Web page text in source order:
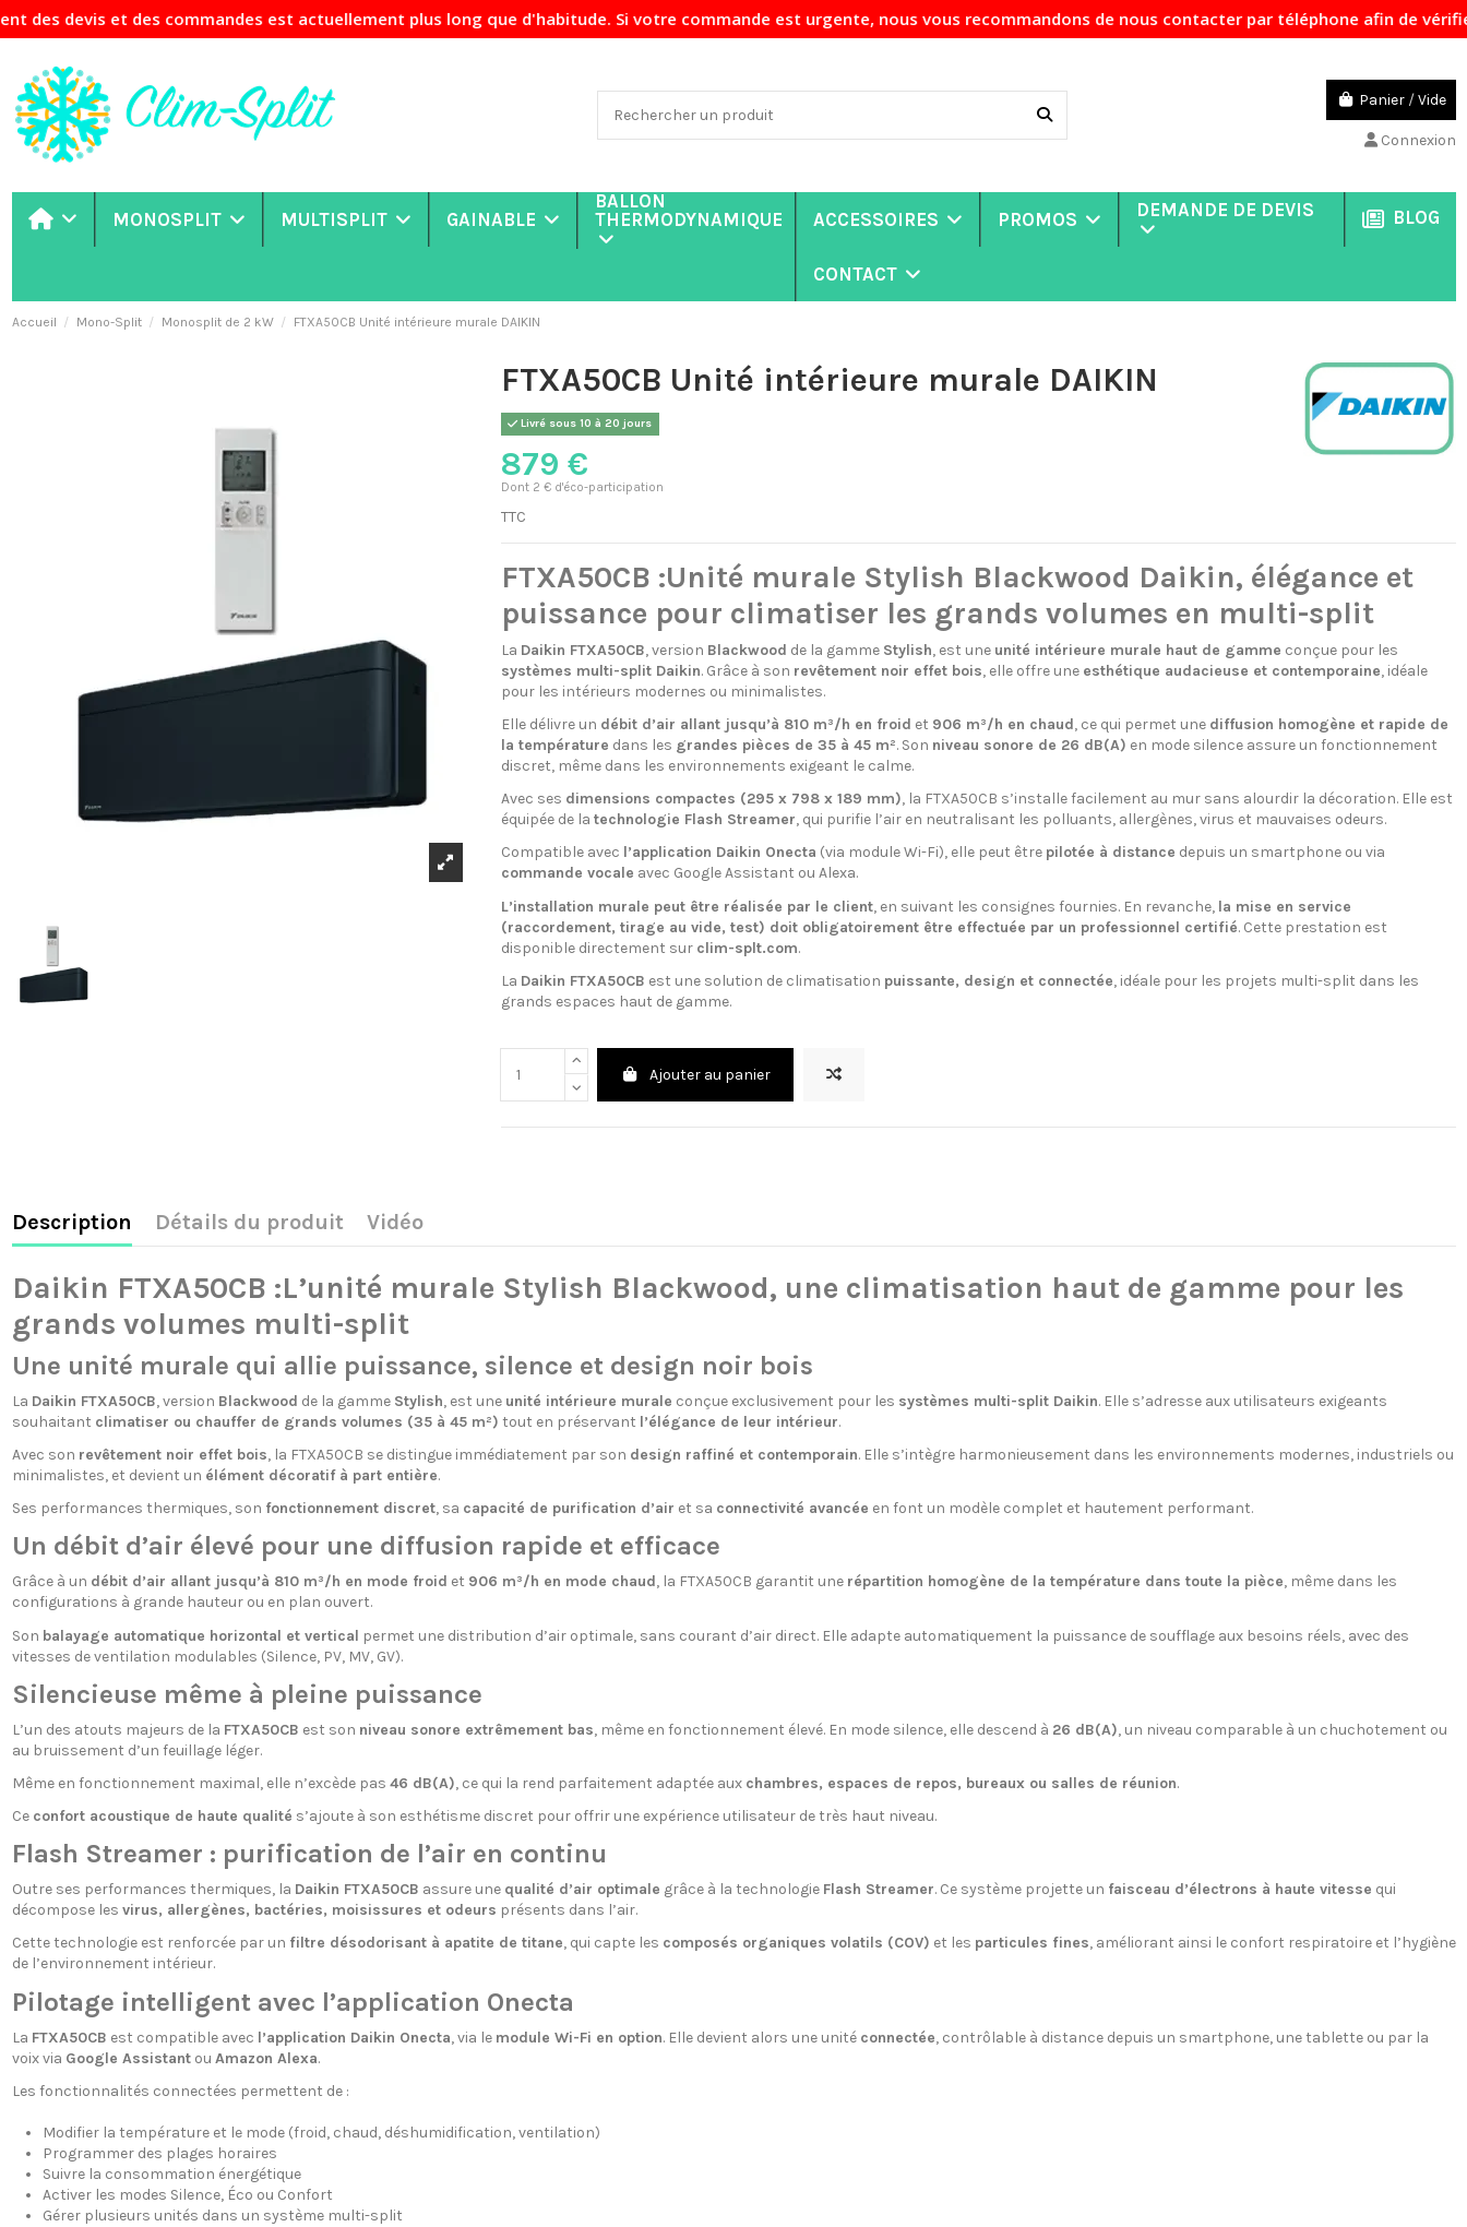
commandes est actuellement plus long que d'habitude. Si votre commande est urgente, nous vous recommandons de nous contacter par téléphone afin de vérifier la
Panier /Vide
Connexion
MONOSPLIT MULTISPLIT GAINABLE
BALLON
THERMODYNAMIQUE
ACCESSOIRES PROMOS DEMANDE DE DEVIS BLOG
CONTACT
Accueil Mono-Split Monosplit de 2 kW FTXA50CB Unité intérieure murale DAIKIN
FTXA50CB Unité intérieure murale DAIKIN
Livré sous 10 à 20 jours
879 €
Dont 2 € d'éco-participation
TTC
FTXA50CB :Unité murale Stylish Blackwood Daikin, élégance et
puissance pour climatiser les grands volumes en multi-split
La Daikin FTXA50CB, version Blackwood de la gamme Stylish, est une unité intérieure murale haut de gamme conçue pour les
systèmes multi-split Daikin. Grâce à son revêtement noir effet bois, elle offre une esthétique audacieuse et contemporaine, idéale
pour les intérieurs modernes ou minimalistes.
Elle délivre un débit d’air allant jusqu’à 810 m³/h en froid et 906 m³/h en chaud, ce qui permet une diffusion homogène et rapide de
la température dans les grandes pièces de 35 à 45 m². Son niveau sonore de 26 dB(A) en mode silence assure un fonctionnement
discret, même dans les environnements exigeant le calme.
Avec ses dimensions compactes (295 x 798 x 189 mm), la FTXA50CB s’installe facilement au mur sans alourdir la décoration. Elle est
équipée de la technologie Flash Streamer, qui purifie l’air en neutralisant les polluants, allergènes, virus et mauvaises odeurs.
Compatible avec l’application Daikin Onecta (via module Wi-Fi), elle peut être pilotée à distance depuis un smartphone ou via
commande vocale avec Google Assistant ou Alexa.
L’installation murale peut être réalisée par le client, en suivant les consignes fournies. En revanche, la mise en service
(raccordement, tirage au vide, test) doit obligatoirement être effectuée par un professionnel certifié. Cette prestation est
disponible directement sur clim-splt.com.
La Daikin FTXA50CB est une solution de climatisation puissante, design et connectée, idéale pour les projets multi-split dans les
grands espaces haut de gamme.
Ajouter au panier
Description Détails du produit Vidéo
Daikin FTXA50CB :L’unité murale Stylish Blackwood, une climatisation haut de gamme pour les
grands volumes multi-split
Une unité murale qui allie puissance, silence et design noir bois
La Daikin FTXA50CB, version Blackwood de la gamme Stylish, est une unité intérieure murale conçue exclusivement pour les systèmes multi-split Daikin. Elle s’adresse aux utilisateurs exigeants
souhaitant climatiser ou chauffer de grands volumes (35 à 45 m²) tout en préservant l’élégance de leur intérieur.
Avec son revêtement noir effet bois, la FTXA50CB se distingue immédiatement par son design raffiné et contemporain. Elle s’intègre harmonieusement dans les environnements modernes, industriels ou
minimalistes, et devient un élément décoratif à part entière.
Ses performances thermiques, son fonctionnement discret, sa capacité de purification d’air et sa connectivité avancée en font un modèle complet et hautement performant.
Un débit d’air élevé pour une diffusion rapide et efficace
Grâce à un débit d’air allant jusqu’à 810 m³/h en mode froid et 906 m³/h en mode chaud, la FTXA50CB garantit une répartition homogène de la température dans toute la pièce, même dans les
configurations à grande hauteur ou en plan ouvert.
Son balayage automatique horizontal et vertical permet une distribution d’air optimale, sans courant d’air direct. Elle adapte automatiquement la puissance de soufflage aux besoins réels, avec des
vitesses de ventilation modulables (Silence, PV, MV, GV).
Silencieuse même à pleine puissance
L’un des atouts majeurs de la FTXA50CB est son niveau sonore extrêmement bas, même en fonctionnement élevé. En mode silence, elle descend à 26 dB(A), un niveau comparable à un chuchotement ou
au bruissement d’un feuillage léger.
Même en fonctionnement maximal, elle n’excède pas 46 dB(A), ce qui la rend parfaitement adaptée aux chambres, espaces de repos, bureaux ou salles de réunion.
Ce confort acoustique de haute qualité s’ajoute à son esthétisme discret pour offrir une expérience utilisateur de très haut niveau.
Flash Streamer : purification de l’air en continu
Outre ses performances thermiques, la Daikin FTXA50CB assure une qualité d’air optimale grâce à la technologie Flash Streamer. Ce système projette un faisceau d’électrons à haute vitesse qui
décompose les virus, allergènes, bactéries, moisissures et odeurs présents dans l’air.
Cette technologie est renforcée par un filtre désodorisant à apatite de titane, qui capte les composés organiques volatils (COV) et les particules fines, améliorant ainsi le confort respiratoire et l’hygiène
de l’environnement intérieur.
Pilotage intelligent avec l’application Onecta
La FTXA50CB est compatible avec l’application Daikin Onecta, via le module Wi-Fi en option. Elle devient alors une unité connectée, contrôlable à distance depuis un smartphone, une tablette ou par la
voix via Google Assistantou Amazon Alexa.
Les fonctionnalités connectées permettent de :
Modifier la température et le mode (froid, chaud, déshumidification, ventilation)
Programmer des plages horaires
Suivre la consommation énergétique
Activer les modes Silence, Éco ou Confort
Gérer plusieurs unités dans un système multi-split